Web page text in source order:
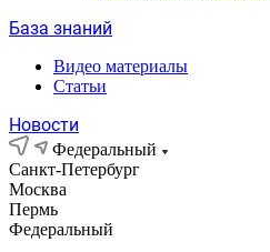
База знаний
Видео материалы
Статьи
Новости
Федеральный
Санкт-Петербург
Москва
Пермь
Федеральный